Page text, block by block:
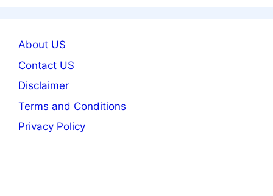
About US
Contact US
Disclaimer
Terms and Conditions
Privacy Policy